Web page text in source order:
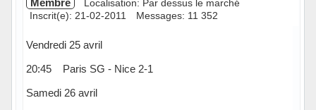
Membre
Localisation: Par dessus le marché
Inscrit(e): 21-02-2011
Messages: 11 352
Vendredi 25 avril
20:45 Paris SG - Nice 2-1
Samedi 26 avril